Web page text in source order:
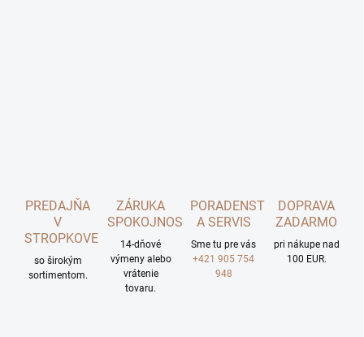
PREDAJŇA
V
STROPKOVE
so širokým
sortimentom.
ZÁRUKA
SPOKOJNOSTI
14-dňové
výmeny alebo
vrátenie
tovaru.
PORADENSTVO
A SERVIS
Sme tu pre vás
+421 905 754
948
DOPRAVA
ZADARMO
pri nákupe nad
100 EUR.